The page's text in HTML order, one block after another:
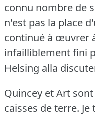
connu nombre de
n'est pas la place
continué à œuvrer
infailliblement fini
Helsing alla
Quincey et Art
caisses de terre.